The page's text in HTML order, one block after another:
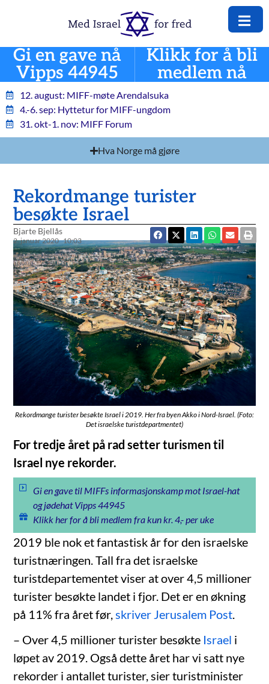
Gi en gave nå
Vipps 44945
Klikk for å bli
medlem nå
12. august: MIFF-møte Arendalsuka
4.-6. sep: Hyttetur for MIFF-ungdom
31. okt-1. nov: MIFF Forum
Hva Norge må gjøre
Rekordmange turister
besøkte Israel
Bjarte Bjellås
2. januar 2020 10:03
Rekordmange turister besøkte Israel i 2019. Her fra byen Akko i Nord-Israel. (Foto:
Det israelske turistdepartmentet)
For tredje året på rad setter turismen til
Israel nye rekorder.
Gi en gave til MIFFs informasjonskamp mot Israel-hat
og jødehat Vipps 44945
Klikk her for å bli medlem fra kun kr. 4,- per uke
2019 ble nok et fantastisk år for den israelske
turistnæringen. Tall fra det israelske
turistdepartementet viser at over 4,5 millioner
turister besøkte landet i fjor. Det er en økning
på 11% fra året før,skriver Jerusalem Post.
– Over 4,5 millioner turister besøkte Israel i
løpet av 2019. Også dette året har vi satt nye
rekorder i antallet turister, sier turistminister